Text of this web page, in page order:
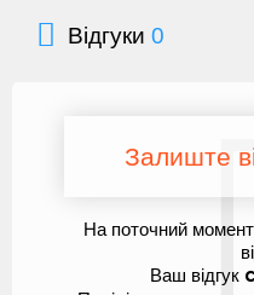
Відгуки 0
Залиште
На поточний
Ваш відгук